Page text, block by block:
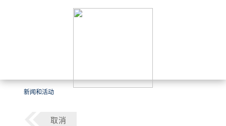
新闻和活动
取消